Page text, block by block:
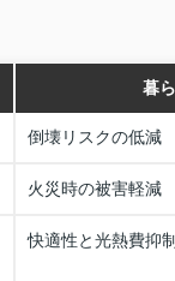
暮
倒壊リスクの低減
火災時の被害軽減
快適性と光熱費抑制